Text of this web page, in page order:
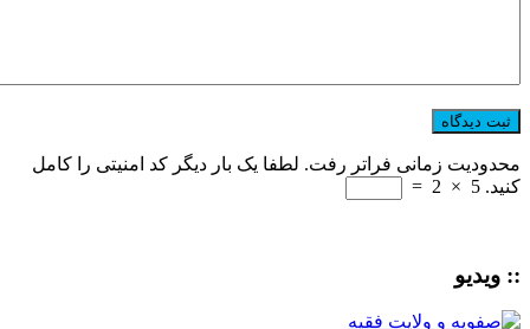
محدودیت زمانی فراتر رفت. لطفا یک بار دیگر کد امنیتی را کامل
کنید. 5
×
2
=
:: ویدیو